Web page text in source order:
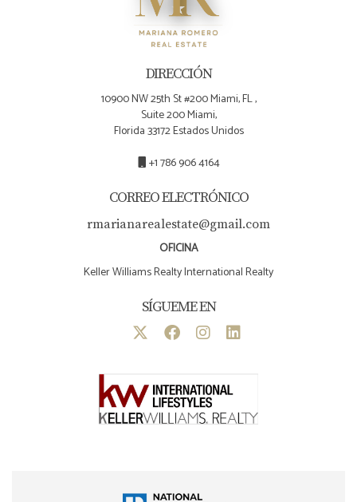
DIRECCIÓN
10900 NW 25th St #200 Miami, FL ,
Suite 200 Miami,
Florida 33172 Estados Unidos
+1 786 906 4164
CORREO ELECTRÓNICO
rmarianarealestate@gmail.com
OFICINA
Keller Williams Realty International Realty
SÍGUEME EN